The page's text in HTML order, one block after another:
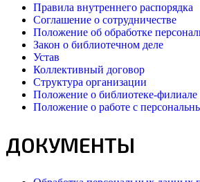
Правила внутреннего распорядка
Соглашение о сотрудничестве
Положение об обработке
Закон о библиотечном деле
Устав
Коллективный договор
Структура организации
Положение о библиотеке-филиале
Положение о работе с
ДОКУМЕНТЫ